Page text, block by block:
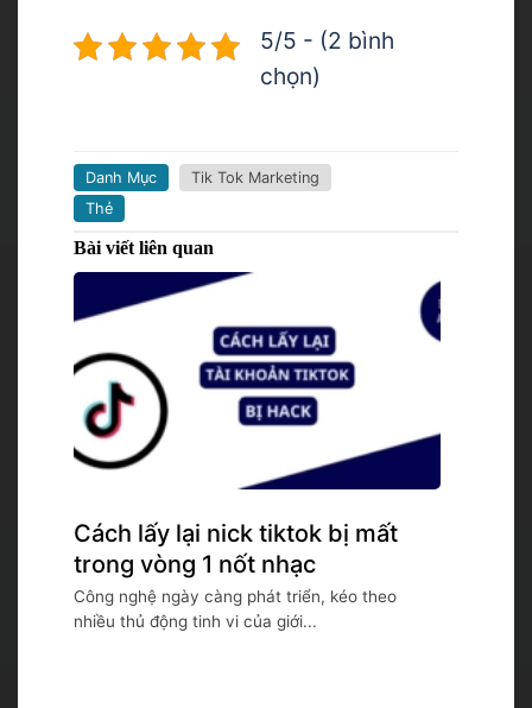
5/5 - (2 bình
chọn)
Danh Mục
Tik Tok Marketing
Thẻ
Bài viết liên quan
Cách lấy lại nick tiktok bị mất
trong vòng 1 nốt nhạc
Công nghệ ngày càng phát triển, kéo theo
nhiều thủ động tinh vi của giới...